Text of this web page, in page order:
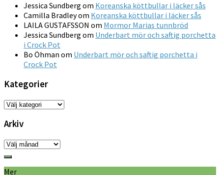
Jessica Sundberg om Koreanska köttbullar i läcker sås
Camilla Bradleyom Koreanska köttbullar i läcker sås
LAILA GUSTAFSSON om Mormor Marias tunnbröd
Jessica Sundberg om Underbart mör och saftig porchetta
i Crock Pot
Bo Öhman om Underbart mör och saftig porchetta i
Crock Pot
Kategorier
Kategorier
Arkiv
Arkiv
Mer